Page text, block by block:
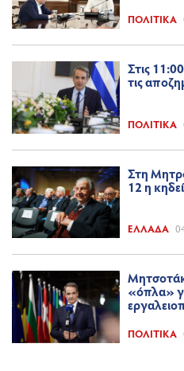
ΠΟΛΙΤΙΚΆ
Στις
τις
ΠΟΛΙΤΙΚΆ
Στη
12 η
ΕΛΛΆΔΑ
«όπλα»
ΠΟΛΙΤΙΚΆ